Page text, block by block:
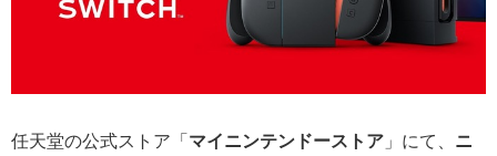
任天堂の公式ストア「マイニンテンドーストア 」にて、 ニ